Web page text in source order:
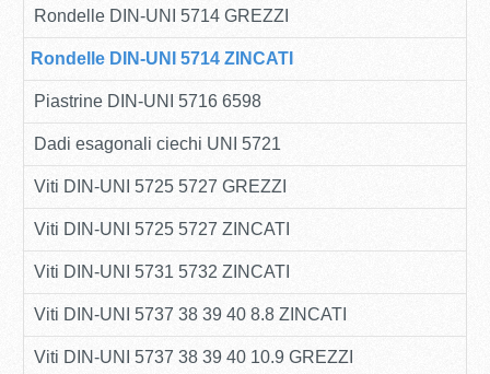
Rondelle DIN-UNI 5714 GREZZI
Rondelle DIN-UNI 5714 ZINCATI
Piastrine DIN-UNI 5716 6598
Dadi esagonali ciechi UNI 5721
Viti DIN-UNI 5725 5727 GREZZI
Viti DIN-UNI 5725 5727 ZINCATI
Viti DIN-UNI 5731 5732 ZINCATI
Viti DIN-UNI 5737 38 39 40 8.8 ZINCATI
Viti DIN-UNI 5737 38 39 40 10.9 GREZZI